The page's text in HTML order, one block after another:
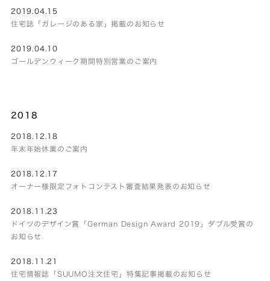
2019.04.15
住宅誌「ガレージのある家」掲載のお知らせ
2019.04.10
ゴールデンウィーク期間特別営業のご案内
2018
2018.12.18
年末年始休業のご案内
2018.12.17
オーナー様限定フォトコンテスト審査結果発表のお知らせ
2018.11.23
ドイツのデザイン賞「German Design Award 2019」ダブル受賞の
お知らせ
2018.11.21
住宅情報誌「SUUMO注文住宅」特集記事掲載のお知らせ